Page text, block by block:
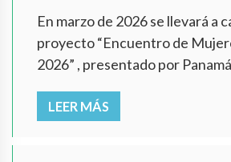
En marzo de 2026 se llevará a
proyecto “Encuentro de
2026” , presentado por
LEER MÁS